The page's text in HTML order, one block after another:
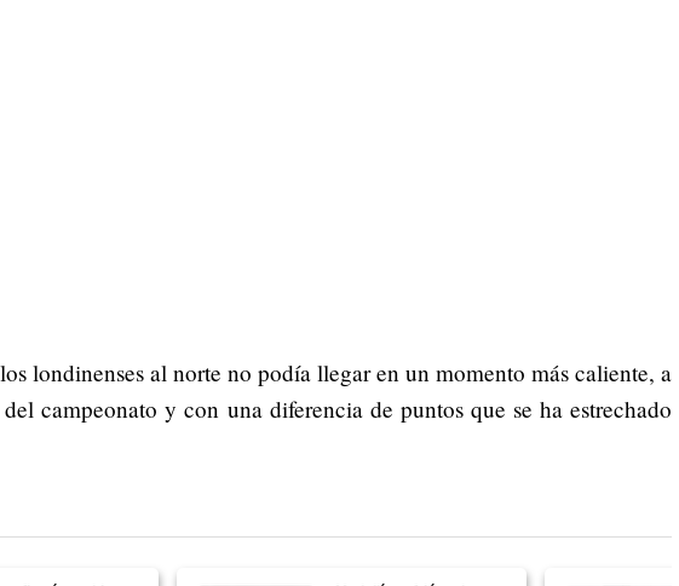
londinenses al norte no podía llegar en un momento más caliente, a
campeonato y con una diferencia de puntos que se ha estrechado